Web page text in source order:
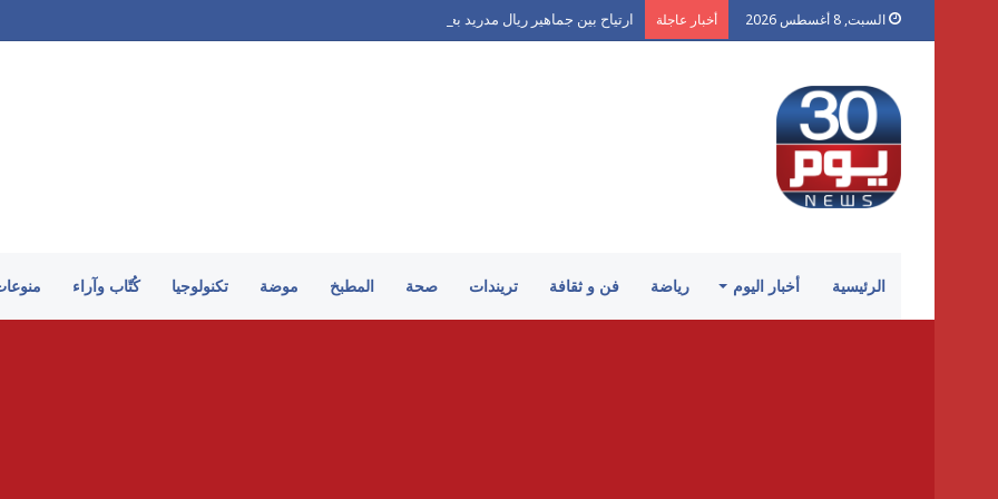
السبت, 8 أغسطس 2026 أخبار عاجلة ارتياح بين جماهير ريال مدريد بعد التجديد لـ فينيسيوس
الرئيسية أخبار اليوم رياضة فن و ثقافة تريندات صحة المطبخ موضة تكنولوجيا كُتّاب وآراء